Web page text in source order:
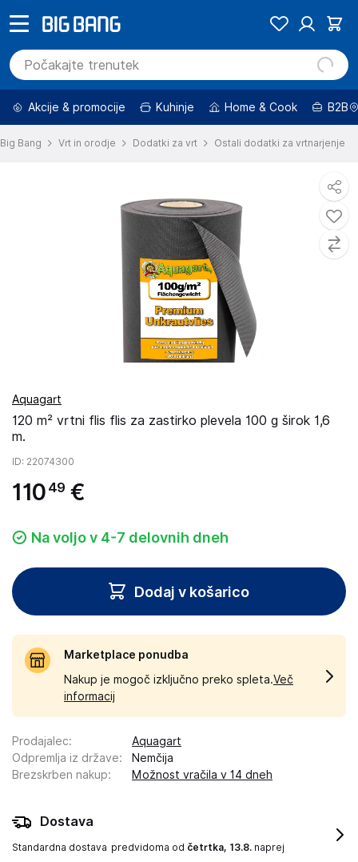
Akcije & promocije Kuhinje Home & Cook B2B
Big Bang Vrt in orodje Dodatki za vrt Ostali dodatki za vrtnarjenje
Aquagart
120 m² vrtni flis flis za zastirko plevela 100 g širok 1,6
m.
ID: 22074300
110 49 €
Na voljo v 4-7 delovnih dneh
Dodaj v košarico
Marketplace ponudba
Nakup je mogoč izključno preko spleta.Več
informacij
Prodajalec:
Aquagart
Odpremlja iz države:
Nemčija
Brezskrben nakup: Možnost vračila v 14 dneh
Dostava
Standardna dostava predvidoma od četrtka, 13.8. naprej